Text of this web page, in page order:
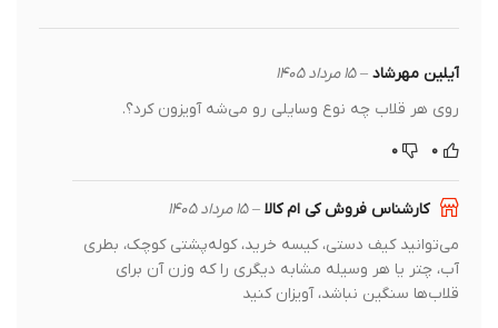
آیلین مهرشاد– ۱۵ مرداد ۱۴۰۵
روی هر قلاب چه نوع وسایلی رو می‌شه آویزون کرد؟.
کارشناس فروش کی ام کالا– ۱۵ مرداد ۱۴۰۵
می‌توانید کیف دستی، کیسه خرید، کوله‌پشتی کوچک، بطری
آب، چتر یا هر وسیله مشابه دیگری را که وزن آن برای
قلاب‌ها سنگین نباشد، آویزان کنید